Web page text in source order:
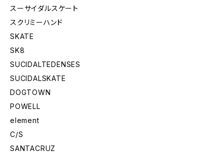
スーサイダルスケート
スクリミーハンド
SKATE
SK8
SUCIDALTEDENSES
SUCIDALSKATE
DOGTOWN
POWELL
element
C/S
SANTACRUZ